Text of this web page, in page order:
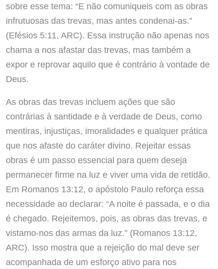
sobre esse tema: “E não comuniqueis com as obras
infrutuosas das trevas, mas antes condenai-as.”
(Efésios 5:11, ARC). Essa instrução não apenas nos
chama a nos afastar das trevas, mas também a
expor e reprovar aquilo que é contrário à vontade de
Deus.
As obras das trevas incluem ações que são
contrárias à santidade e à verdade de Deus, como
mentiras, injustiças, imoralidades e qualquer prática
que nos afaste do caráter divino. Rejeitar essas
obras é um passo essencial para quem deseja
permanecer firme na luz e viver uma vida de retidão.
Em Romanos 13:12, o apóstolo Paulo reforça essa
necessidade ao declarar: “A noite é passada, e o dia
é chegado. Rejeitemos, pois, as obras das trevas, e
vistamo-nos das armas da luz.” (Romanos 13:12,
ARC). Isso mostra que a rejeição do mal deve ser
acompanhada de um esforço ativo para nos